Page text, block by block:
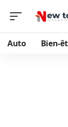
Auto Bien-